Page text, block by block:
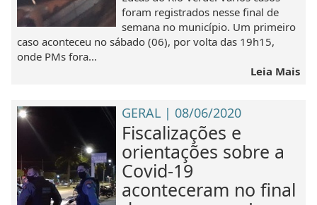
foram registrados nesse final de
semana no município. Um primeiro
caso aconteceu no sábado (06), por volta das 19h15,
onde PMs fora...
Leia Mais
GERAL | 08/06/2020
Fiscalizações e
orientações sobre a
Covid-19
aconteceram no final